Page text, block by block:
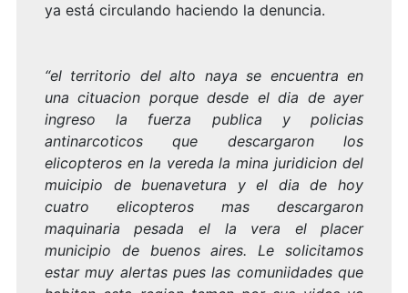
ya está circulando haciendo la denuncia.
“el territorio del alto naya se encuentra en
una cituacion porque desde el dia de ayer
ingreso la fuerza publica y policias
antinarcoticos que descargaron los
elicopteros en la vereda la mina juridicion del
muicipio de buenavetura y el dia de hoy
cuatro elicopteros mas descargaron
maquinaria pesada el la vera el placer
municipio de buenos aires. Le solicitamos
estar muy alertas pues las comuniidades que